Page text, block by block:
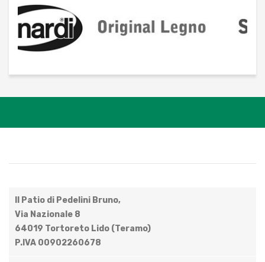
Il Patio di Pedelini Bruno,
Via Nazionale 8
64019 Tortoreto Lido (Teramo)
P.IVA 00902260678